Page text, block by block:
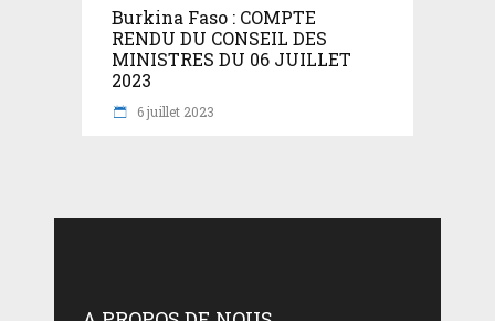
Burkina Faso : COMPTE
RENDU DU CONSEIL DES
MINISTRES DU 06 JUILLET
2023
6 juillet 2023